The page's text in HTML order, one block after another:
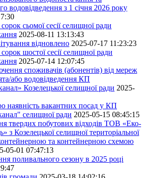
водовідведення з 1 січня 2026 року
сьомої сесії селищної ради
2025-08-11 13:13:43
відновлено 2025-07-17 11:23:23
шостої сесії селищної ради
2025-07-14 12:07:45
споживачів (абонентів) від мереж
або водовідведення КП
Козелецької селищної ради 2025-
наявність вакантних посад у КП
селищної ради 2025-05-15 08:45:15
твердих побутових відходів ТОВ «Еко-
з Козелецької селищної територіальної
та контейнерною схемою
05-01 07:47:13
поливального сезону в 2025 році